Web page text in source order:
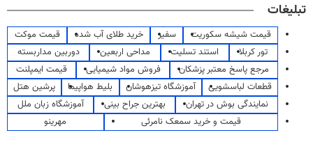
تبلیغات
قیمت شیشه سکوریت سفیر خرید طلای آب شده
قیمت موکت
تور کربلا
استند تسلیت مداحی اربعین
دوربین مداربسته
مرجع پاسخ معتبر پزشکان
فروش مواد شیمیایی
قیمت ایمپلنت
قطعات لباسشویی
آموزشگاه تیزهوشان بلیط هواپیما
پرشین هتل
نمایندگی بوش در تهران
بهترین جراح بینی
آموزشگاه زبان ملل
قیمت و خرید سمعک نامرئی
مهرینو